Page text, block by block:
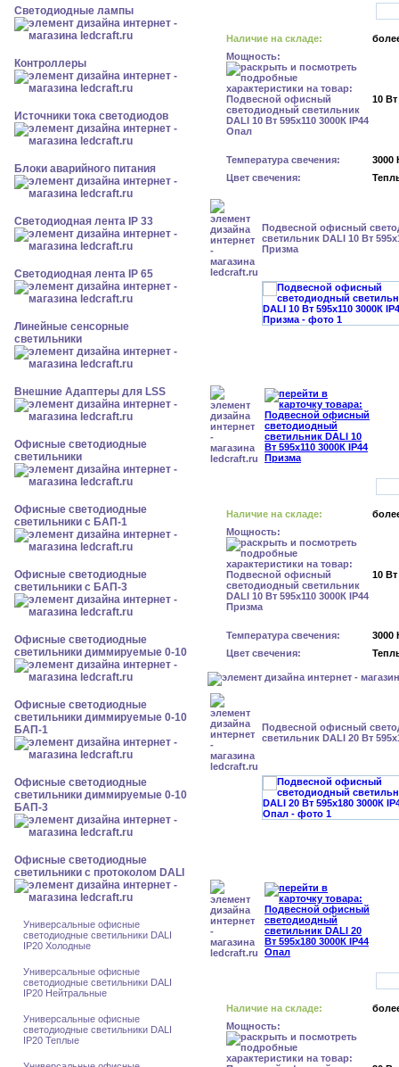
Светодиодные лампы
Контроллеры
Источники тока светодиодов
Блоки аварийного питания
Светодиодная лента IP 33
Светодиодная лента IP 65
Линейные сенсорные
светильники
Внешние Адаптеры для LSS
Офисные светодиодные
светильники
Офисные светодиодные
светильники с БАП-1
Офисные светодиодные
светильники с БАП-3
Офисные светодиодные
светильники диммируемые 0-10
Офисные светодиодные
светильники диммируемые 0-10
БАП-1
Офисные светодиодные
светильники диммируемые 0-10
БАП-3
Офисные светодиодные
светильники с протоколом DALI
Универсальные офисные
светодиодные светильники DALI
IP20 Холодные
Универсальные офисные
светодиодные светильники DALI
IP20 Нейтральные
Универсальные офисные
светодиодные светильники DALI
IP20 Теплые
Наличие на складе:
Мощность:
10 Вт
Температура свечения:
3000
Цвет свечения:
Подвесной офисный
светильник DALI 10 Вт
Призма
Наличие на складе:
Мощность:
10 Вт
Температура свечения:
3000
Цвет свечения:
Подвесной офисный
светильник DALI 20 Вт
Наличие на складе:
Мощность: